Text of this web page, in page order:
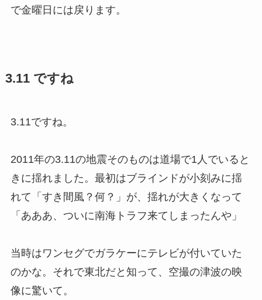
で金曜日には戻ります。
3.11 ですね
3.11ですね。
2011年の3.11の地震そのものは道場で1人でいると
きに揺れました。最初はブラインドが小刻みに揺
れて「すき間風？何？」が、揺れが大きくなって
「あああ、ついに南海トラフ来てしまったんや」
当時はワンセグでガラケーにテレビが付いていた
のかな。それで東北だと知って、空撮の津波の映
像に驚いて。